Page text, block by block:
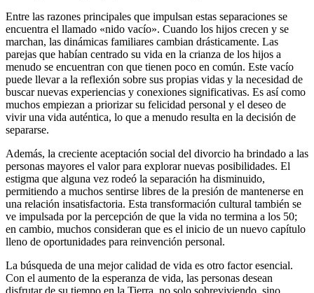
Entre las razones principales que impulsan estas separaciones se
encuentra el llamado «nido vacío». Cuando los hijos crecen y se
marchan, las dinámicas familiares cambian drásticamente. Las
parejas que habían centrado su vida en la crianza de los hijos a
menudo se encuentran con que tienen poco en común. Este vacío
puede llevar a la reflexión sobre sus propias vidas y la necesidad de
buscar nuevas experiencias y conexiones significativas. Es así como
muchos empiezan a priorizar su felicidad personal y el deseo de
vivir una vida auténtica, lo que a menudo resulta en la decisión de
separarse.
Además, la creciente aceptación social del divorcio ha brindado a las
personas mayores el valor para explorar nuevas posibilidades. El
estigma que alguna vez rodeó la separación ha disminuido,
permitiendo a muchos sentirse libres de la presión de mantenerse en
una relación insatisfactoria. Esta transformación cultural también se
ve impulsada por la percepción de que la vida no termina a los 50;
en cambio, muchos consideran que es el inicio de un nuevo capítulo
lleno de oportunidades para reinvención personal.
La búsqueda de una mejor calidad de vida es otro factor esencial.
Con el aumento de la esperanza de vida, las personas desean